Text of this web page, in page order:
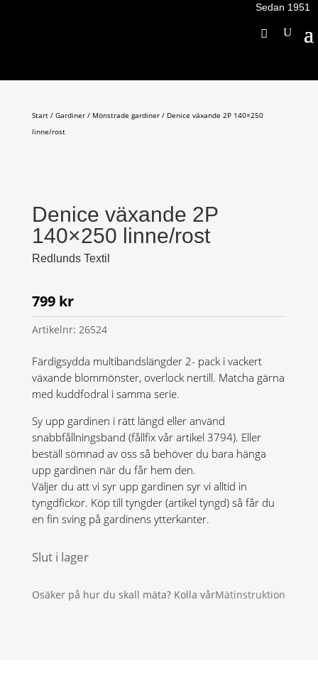
Sedan 1951
Start/ Gardiner/ Mönstrade gardiner/ Denice växande 2P 140×250
linne/rost
Denice växande 2P
140×250 linne/rost
Redlunds Textil
799 kr
Artikelnr: 26524
Färdigsydda multibandslängder 2- pack i vackert
växande blommönster, overlock nertill. Matcha gärna
med kuddfodral i samma serie.
Sy upp gardinen i rätt längd eller använd
snabbfållningsband (fållfix vår artikel 3794). Eller
beställ sömnad av oss så behöver du bara hänga
upp gardinen när du får hem den.
Väljer du att vi syr upp gardinen syr vi alltid in
tyngdfickor. Köp till tyngder (artikel tyngd) så får du
en fin sving på gardinens ytterkanter.
Slut i lager
Osäker på hur du skall mäta? Kolla vårMätinstruktion